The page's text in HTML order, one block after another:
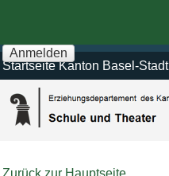
Startseite Kanton Basel-Stadt
Anmelden
|
Direkt
zur
Navigation
Zurück zur Hauptseite